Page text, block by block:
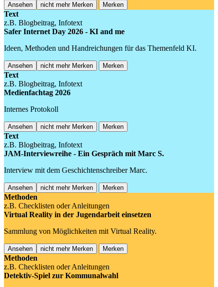
Ansehen nicht mehr Merken Merken
Text
z.B. Blogbeitrag, Infotext
Safer Internet Day 2026 - KI and me
Ideen, Methoden und Handreichungen für das Themenfeld KI.
Ansehen nicht mehr Merken Merken
Text
z.B. Blogbeitrag, Infotext
Medienfachtag 2026
Internes Protokoll
Ansehen nicht mehr Merken Merken
Text
z.B. Blogbeitrag, Infotext
JAM-Interviewreihe - Ein Gespräch mit Marc S.
Interview mit dem Geschichtenschreiber Marc.
Ansehen nicht mehr Merken Merken
Methoden
z.B. Checklisten oder Anleitungen
Virtual Reality in der Jugendarbeit einsetzen
Sammlung von Möglichkeiten mit Virtual Reality.
Ansehen nicht mehr Merken Merken
Methoden
z.B. Checklisten oder Anleitungen
Detektiv-Spiel zur Kommunalwahl